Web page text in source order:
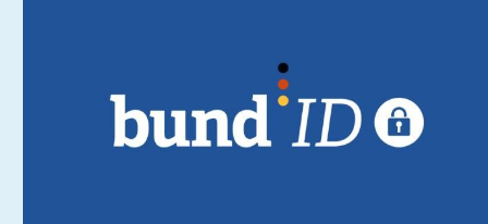
Mit der BundID erhalten Sie im Rahmen des
Onlinezugangsgesetzes (OZG) ein zentrales Konto, mit
dem Sie sich online gegenüber Behörden ausweisen